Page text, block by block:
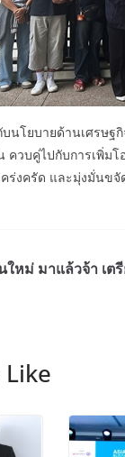
นโยบายด้านเศรษฐ
ควบคู่ไปกับการเพิ่
ร่งครัด และมุ่งมั่นข
หม่ มาแล้วจ้า เต